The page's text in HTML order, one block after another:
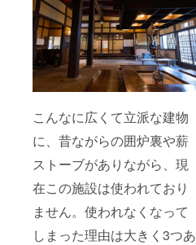
こんなに広くて立派な建物
に、昔ながらの囲炉裏や薪
ストーブがありながら、現
在この施設は使われており
ません。使われなくなって
しまった理由は大きく3つあ